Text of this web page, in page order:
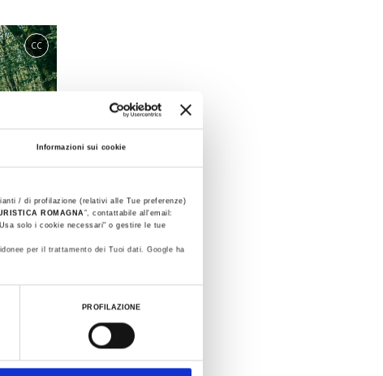
Informazioni sui cookie
/ di profilazione (relativi alle Tue preferenze)
ROMAGNA”, contattabile all'email:
solo i cookie necessari" o gestire le tue
per il trattamento dei Tuoi dati. Google ha
PROFILAZIONE
CC